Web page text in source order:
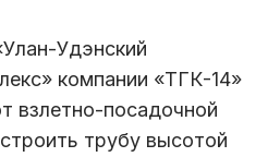
Удэнский
компании «ТГК-14»
взлетно-посадочной
трубу высотой